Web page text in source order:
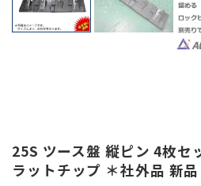
25S ツース盤 縦ピン 4枚セ
ラットチップ ＊社外品 新品